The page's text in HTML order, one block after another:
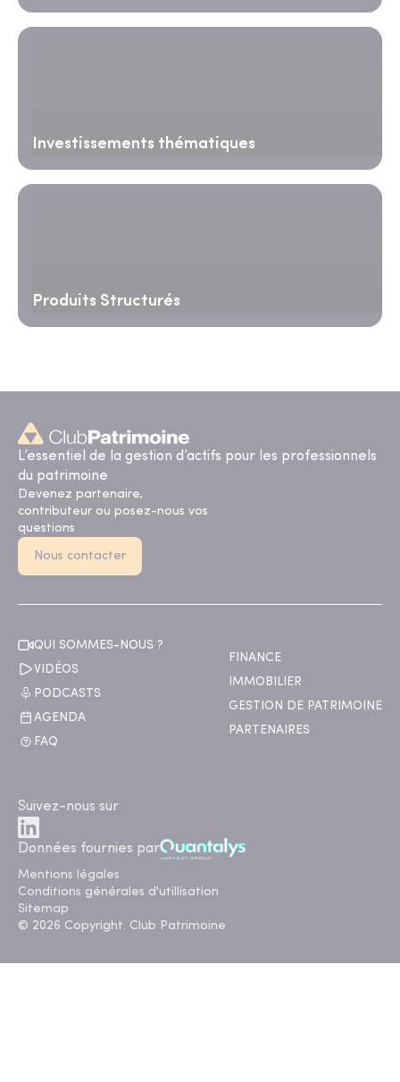
Investissements thématiques
Produits Structurés
L’essentiel de la gestion d’actifs pour les professionnels
du patrimoine
Devenez partenaire,
contributeur ou posez-nous vos
questions
Nous contacter
QUI SOMMES-NOUS ?
VIDÉOS
PODCASTS
AGENDA
FAQ
FINANCE
IMMOBILIER
GESTION DE PATRIMOINE
PARTENAIRES
Suivez-nous sur
Données fournies par
Mentions légales
Conditions générales d'utillisation
Sitemap
© 2026 Copyright. Club Patrimoine